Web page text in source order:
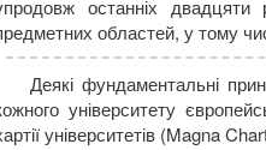
останніх двадцяти
областей, у тому
Деякі фундаментальні
університету
університетів (Magna